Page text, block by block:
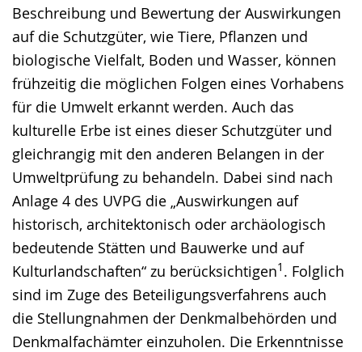
Beschreibung und Bewertung der Auswirkungen
auf die Schutzgüter, wie Tiere, Pflanzen und
biologische Vielfalt, Boden und Wasser, können
frühzeitig die möglichen Folgen eines Vorhabens
für die Umwelt erkannt werden. Auch das
kulturelle Erbe ist eines dieser Schutzgüter und
gleichrangig mit den anderen Belangen in der
Umweltprüfung zu behandeln. Dabei sind nach
Anlage 4 des UVPG die „Auswirkungen auf
historisch, architektonisch oder archäologisch
bedeutende Stätten und Bauwerke und auf
Kulturlandschaften“ zu berücksichtigen1 . Folglich
sind im Zuge des Beteiligungsverfahrens auch
die Stellungnahmen der Denkmalbehörden und
Denkmalfachämter einzuholen. Die Erkenntnisse